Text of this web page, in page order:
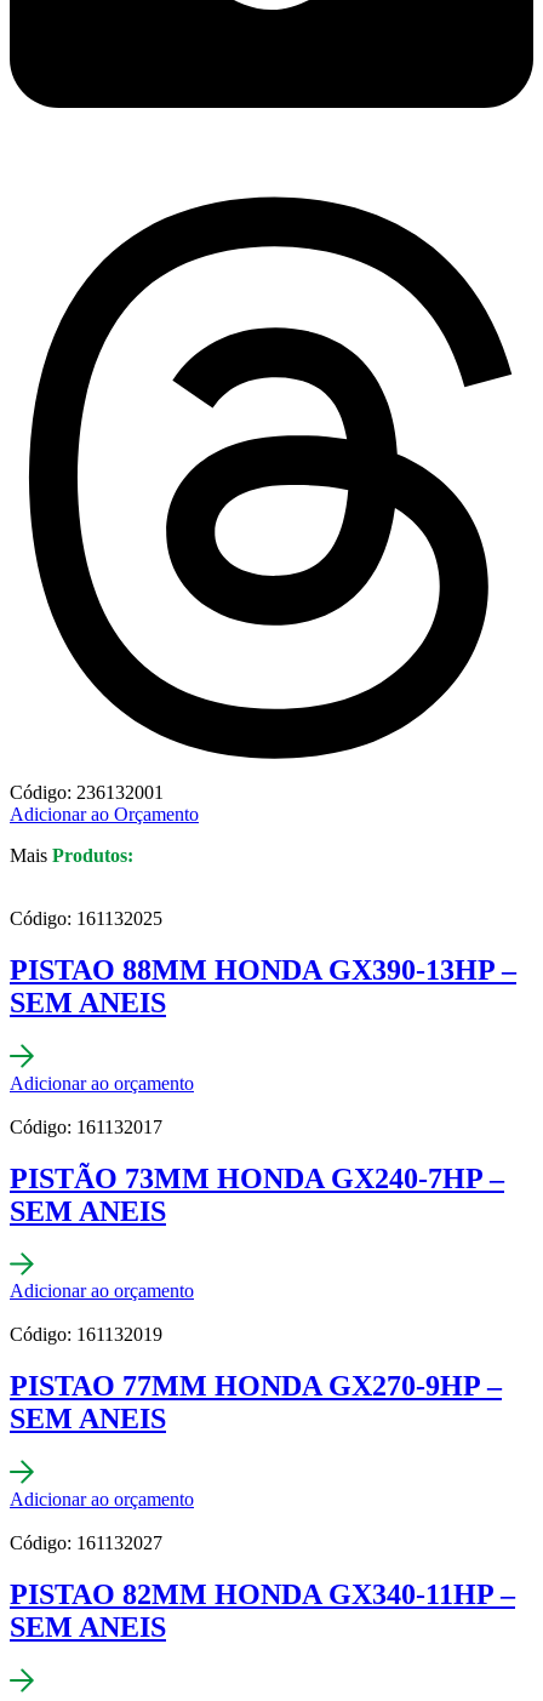
Código: 236132001
Adicionar ao Orçamento
Mais Produtos:
Código: 161132025
PISTAO 88MM HONDA GX390-13HP –
SEM ANEIS
Adicionar ao orçamento
Código: 161132017
PISTÃO 73MM HONDA GX240-7HP –
SEM ANEIS
Adicionar ao orçamento
Código: 161132019
PISTAO 77MM HONDA GX270-9HP –
SEM ANEIS
Adicionar ao orçamento
Código: 161132027
PISTAO 82MM HONDA GX340-11HP –
SEM ANEIS